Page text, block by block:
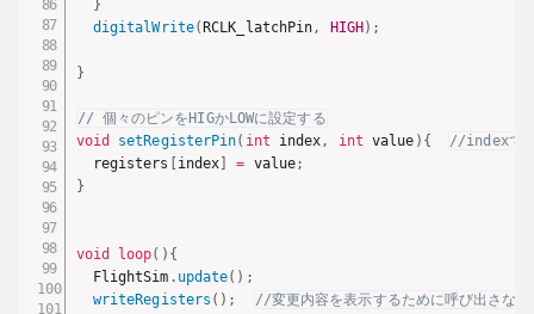
}
digitalWrite(RCLK_latchPin, HIGH) ;
}
// 個々のピンをHIGかLOWに設定する
void
setRegisterPin( int index, int value ) {
//indexでピ
  registers
[index] = value;
}
void loop( ) {
  FlightSim
. update( ) ;
writeRegisters ( ) ; //変更内容を表示するために呼び出さなけ